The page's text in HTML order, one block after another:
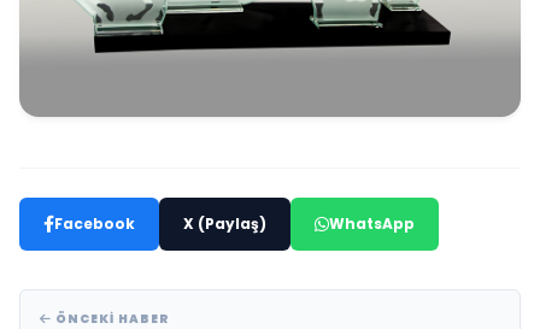
Facebook X (Paylaş) WhatsApp
ÖNCEKI HABER